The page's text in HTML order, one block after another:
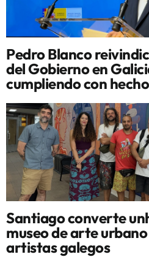
Pedro Blanco
del Gobierno en
cumpliendo con
Santiago converte
museo de arte
artistas galegos